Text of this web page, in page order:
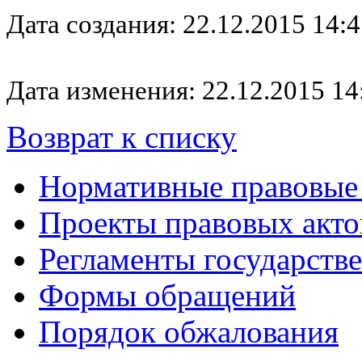
Дата создания: 22.12.2015
Дата изменения: 22.12.2015
Возврат к списку
Нормативные
Проекты правовых
Регламенты
Формы обращений
Порядок обжалования